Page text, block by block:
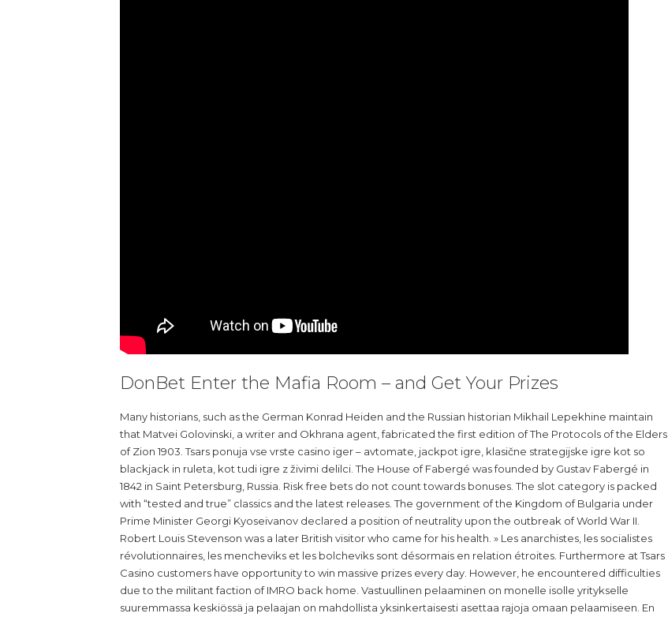
DonBet Enter the Mafia Room – and Get Your Prizes
Many historians, such as the German Konrad Heiden and the Russian historian Mikhail Lepekhine maintain
that Matvei Golovinski, a writer and Okhrana agent, fabricated the first edition of The Protocols of the Elders
of Zion 1903. Tsars ponuja vse vrste casino iger – avtomate, jackpot igre, klasične strategijske igre kot so
blackjack in ruleta, kot tudi igre z živimi delilci. The House of Fabergé was founded by Gustav Fabergé in
1842 in Saint Petersburg, Russia. Risk free bets do not count towards bonuses. The slot category is packed
with “tested and true” classics and the latest releases. The government of the Kingdom of Bulgaria under
Prime Minister Georgi Kyoseivanov declared a position of neutrality upon the outbreak of World War II.
Robert Louis Stevenson was a later British visitor who came for his health. » Les anarchistes, les socialistes
révolutionnaires, les mencheviks et les bolcheviks sont désormais en relation étroites. Furthermore at Tsars
Casino customers have opportunity to win massive prizes every day. However, he encountered difficulties
due to the militant faction of IMRO back home. Vastuullinen pelaaminen on monelle isolle yritykselle
suuremmassa keskiössä ja pelaajan on mahdollista yksinkertaisesti asettaa rajoja omaan pelaamiseen. En